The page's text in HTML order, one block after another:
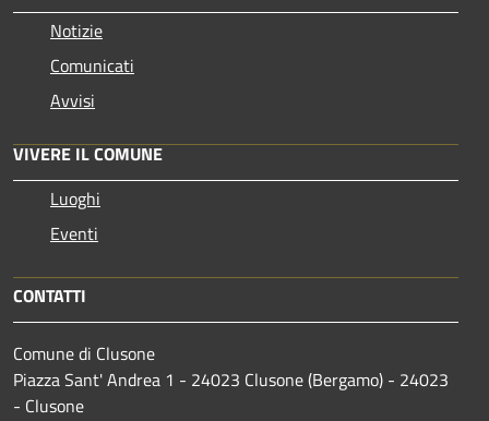
Notizie
Comunicati
Avvisi
VIVERE IL COMUNE
Luoghi
Eventi
CONTATTI
Comune di Clusone
Piazza Sant' Andrea 1 - 24023 Clusone (Bergamo) - 24023
- Clusone